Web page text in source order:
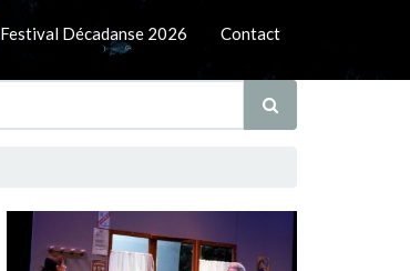
Festival Décadanse 2026 Contact